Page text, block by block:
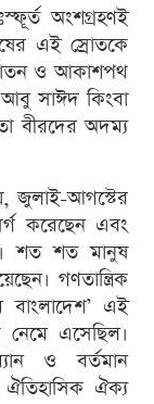
অংশগ্রহণই
এই স্রোতকে
ও আকাশপথ
সাঈদ কিংবা
বীরদের অদম্য
জুলাই-আগস্টের
করেছেন এবং
শত শত মানুষ
গণতান্ত্রিক
এই
এসেছিল।
ও বর্তমান
ঐতিহাসিক ঐক্য